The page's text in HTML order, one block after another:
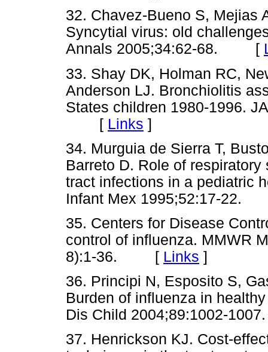
32. Chavez-Bueno S, Mejias
Syncytial virus: old
Annals 2005;34:62-68. [
33. Shay DK, Holman RC,
Anderson LJ. Bronchiolitis
States children 1980-1996.
[ Links ]
34. Murguia de Sierra T,
Barreto D. Role of
tract infections in a pediatric
Infant Mex 1995;52:17-
35. Centers for Disease
control of influenza. MMWR
8):1-36. [ Links ]
36. Principi N, Esposito S,
Burden of influenza in
Dis Child 2004;89:1002-
37. Henrickson KJ. Cost-